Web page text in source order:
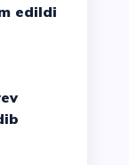
edildi